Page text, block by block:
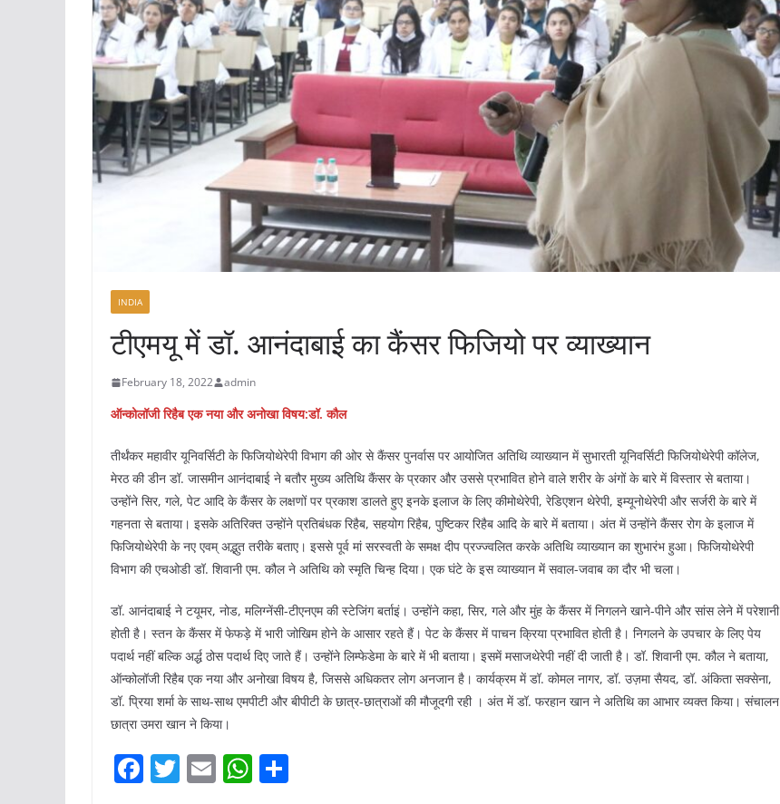
INDIA
टीएमयू में डॉ. आनंदाबाई का कैंसर फिजियो पर व्याख्यान
February 18, 2022 admin
ऑन्कोलॉजी रिहैब एक नया और अनोखा विषय:डॉ. कौल
तीर्थंकर महावीर यूनिवर्सिटी के फिजियोथेरेपी विभाग की ओर से कैंसर पुनर्वास पर आयोजित अतिथि व्याख्यान में सुभारती यूनिवर्सिटी फिजियोथेरेपी कॉलेज,
मेरठ की डीन डॉ. जासमीन आनंदाबाई ने बतौर मुख्य अतिथि कैंसर के प्रकार और उससे प्रभावित होने वाले शरीर के अंगों के बारे में विस्तार से बताया।
उन्होंने सिर, गले, पेट आदि के कैंसर के लक्षणों पर प्रकाश डालते हुए इनके इलाज के लिए कीमोथेरेपी, रेडिएशन थेरेपी, इम्यूनोथेरेपी और सर्जरी के बारे में
गहनता से बताया। इसके अतिरिक्त उन्होंने प्रतिबंधक रिहैब, सहयोग रिहैब, पुष्टिकर रिहैब आदि के बारे में बताया। अंत में उन्होंने कैंसर रोग के इलाज में
फिजियोथेरेपी के नए एवम् अद्भुत तरीके बताए। इससे पूर्व मां सरस्वती के समक्ष दीप प्रज्ज्वलित करके अतिथि व्याख्यान का शुभारंभ हुआ। फिजियोथेरेपी
विभाग की एचओडी डॉ. शिवानी एम. कौल ने अतिथि को स्मृति चिन्ह दिया। एक घंटे के इस व्याख्यान में सवाल-जवाब का दौर भी चला।
डॉ. आनंदाबाई ने टयूमर, नोड, मलिग्नेंसी-टीएनएम की स्टेजिंग बर्ताइं। उन्होंने कहा, सिर, गले और मुंह के कैंसर में निगलने खाने-पीने और सांस लेने में परेशानी
होती है। स्तन के कैंसर में फेफड़े में भारी जोखिम होने के आसार रहते हैं। पेट के कैंसर में पाचन क्रिया प्रभावित होती है। निगलने के उपचार के लिए पेय
पदार्थ नहीं बल्कि अर्द्ध ठोस पदार्थ दिए जाते हैं। उन्होंने लिम्फेडेमा के बारे में भी बताया। इसमें मसाजथेरेपी नहीं दी जाती है। डॉ. शिवानी एम. कौल ने बताया,
ऑन्कोलॉजी रिहैब एक नया और अनोखा विषय है, जिससे अधिकतर लोग अनजान है। कार्यक्रम में डॉ. कोमल नागर, डॉ. उज़मा सैयद, डॉ. अंकिता सक्सेना,
डॉ. प्रिया शर्मा के साथ-साथ एमपीटी और बीपीटी के छात्र-छात्राओं की मौजूदगी रही । अंत में डॉ. फरहान खान ने अतिथि का आभार व्यक्त किया। संचालन
छात्रा उमरा खान ने किया।
F T E W